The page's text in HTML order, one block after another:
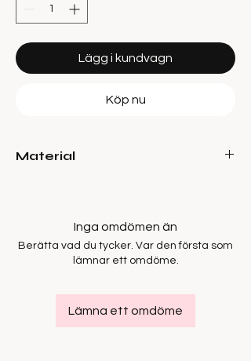
Lägg i kundvagn
Köp nu
Material
Inga omdömen än
Berätta vad du tycker. Var den första som
lämnar ett omdöme.
Lämna ett omdöme